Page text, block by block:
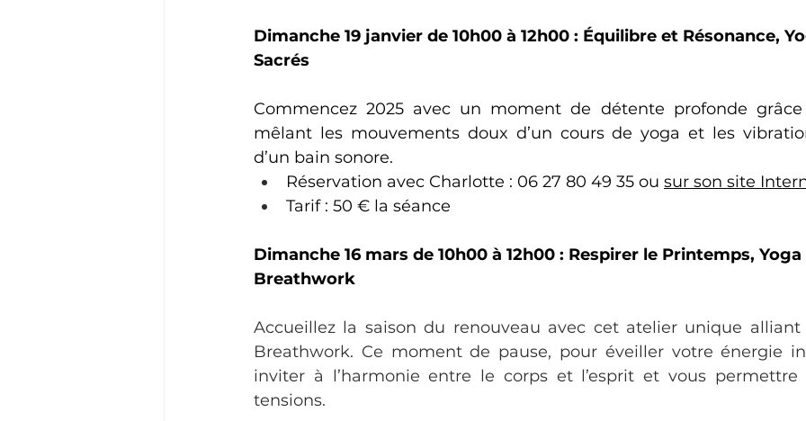
Dimanche 19 janvier de 10h00 à 12h00 : Équilibre et Résonance,
Sacrés
Commencez 2025 avec un moment de détente profonde
mêlant les mouvements doux d’un cours de yoga et les
d’un bain sonore.
Réservation avec Charlotte : 06 27 80 49 35 ou sur son site
Tarif : 50 € la séance
Dimanche 16 mars de 10h00 à 12h00 : Respirer le Printemps, Yoga
Breathwork
Accueillez la saison du renouveau avec cet atelier unique
Breathwork. Ce moment de pause, pour éveiller votre énergie
inviter à l’harmonie entre le corps et l’esprit et vous
tensions.